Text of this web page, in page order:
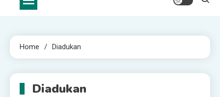
Home Diadukan
Diadukan